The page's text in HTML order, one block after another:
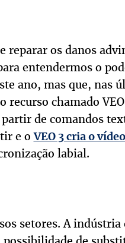
reparar os danos
entendermos o
ano, mas que, nas
chamado VEO
de comandos
e oVEO 3 cria o
labial.
setores. A